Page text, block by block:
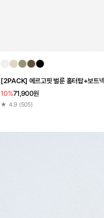
[2PACK] 에르고핏 벌룬 홀터탑+보트
10%71,900원
★ 4.9 (505)